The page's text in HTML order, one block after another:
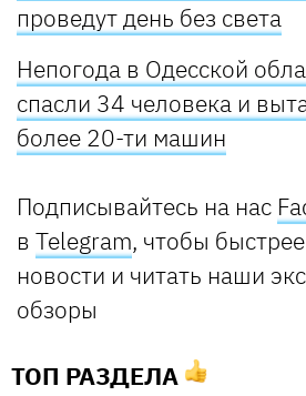
проведут день без света
Непогода в Одесской
спасли 34 человека и
более 20-ти машин
Подписывайтесь на нас
в Telegram, чтобы
новости и читать наши
обзоры
ТОП РАЗДЕЛА